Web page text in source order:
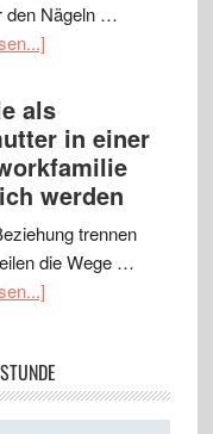
den Nägeln …
als
in einer
werden
trennen
die Wege …